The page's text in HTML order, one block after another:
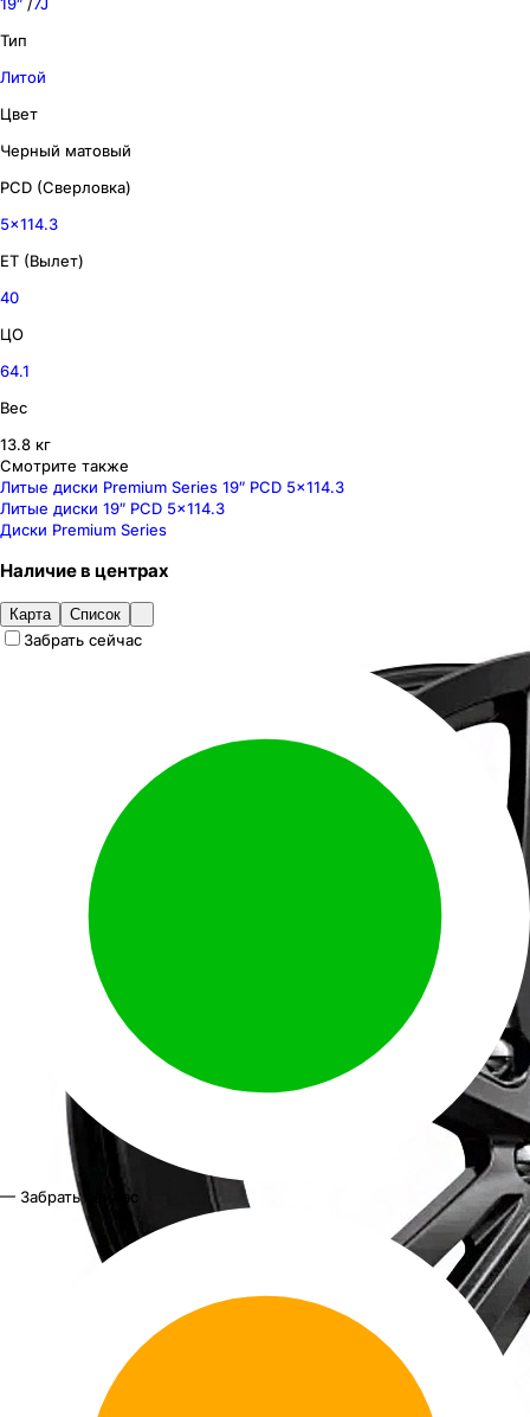
19″ /7J
Тип
Литой
Цвет
Черный матовый
PCD (Сверловка)
5x114.3
ET (Вылет)
40
ЦО
64.1
Вес
13.8 кг
Смотрите также
Литые диски Premium Series 19″ PCD 5x114.3
Литые диски 19″ PCD 5x114.3
Диски Premium Series
Наличиев центрах
Карта Список
Забрать сейчас
— Забрать сейчас